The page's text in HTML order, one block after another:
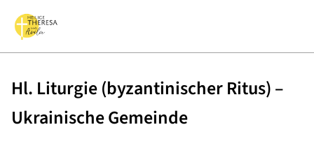
Hl. Liturgie (byzantinischer Ritus) –
Ukrainische Gemeinde